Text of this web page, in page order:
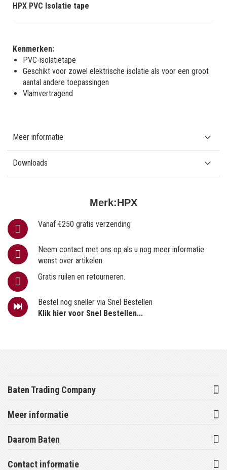
Merk:HPX
Vanaf €250 gratis verzending
Neem contact met ons op als u nog meer informatie
wenst over artikelen.
Gratis ruilen en retourneren.
Bestel nog sneller via Snel Bestellen
Klik hier voor Snel Bestellen...
HPX PVC Isolatie tape
Kenmerken:
PVC-isolatietape
Geschikt voor zowel elektrische isolatie als voor een groot
aantal andere toepassingen
Vlamvertragend
Meer informatie
Downloads
Baten Trading Company
Meer informatie
Daarom Baten
Contact informatie